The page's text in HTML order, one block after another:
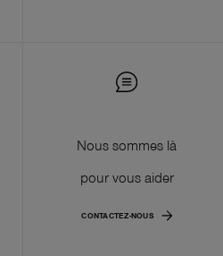
Nous sommes là
pour vous aider
CONTACTEZ-NOUS